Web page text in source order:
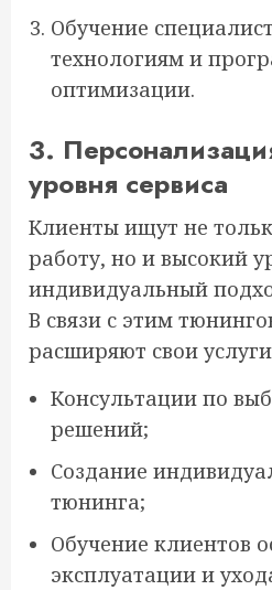
Обучение
технологиям и
оптимизации.
3.
уровня сервиса
Клиенты ищут не
работу, но и высокий
индивидуальный
В связи с этим
расширяют свои
Консультации по
решений;
Создание
тюнинга;
Обучение клиентов
эксплуатации и